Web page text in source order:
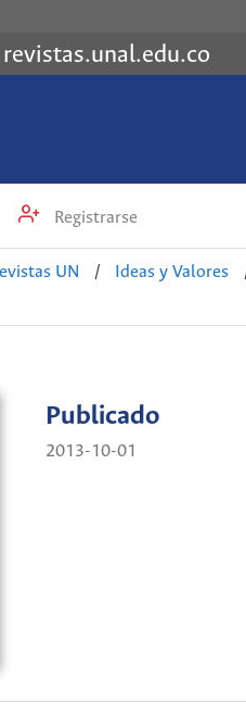
revistas.unal.edu.co
Registrarse
UN / Ideas y Valores
Publicado
2013-10-01